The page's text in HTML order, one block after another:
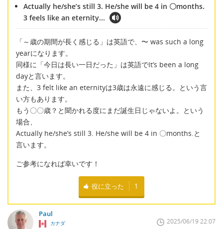
Actually he/she’s still 3. He/she will be 4 in 〇months.
3 feels like an eternity...
「～歳の期間が長く感じる」は英語で、〜 was such a long
yearになります。
同様に「今日は長い一日だった」は英語でIt’s been a long
dayと言います。
また、3 felt like an eternityは3歳は永遠に感じる。という言
い方もあります。
もう〇〇歳？と聞かれる度にまだ誕生日じゃないよ。という
場合、
Actually he/she’s still 3. He/she will be 4 in 〇months.と
言います。
ご参考になれば幸いです！
役に立った 1
Paul
カナダ 2025/06/19 22:07